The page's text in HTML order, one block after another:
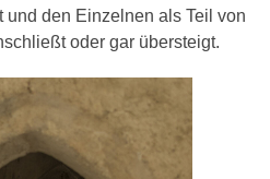
und den Einzelnen als Teil von
oder gar übersteigt.